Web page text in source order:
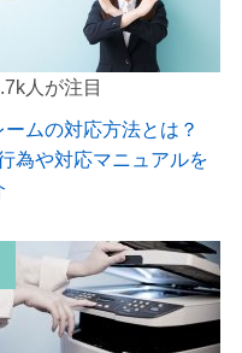
人が注目
ームの対応方法とは？
為や対応マニュアルを